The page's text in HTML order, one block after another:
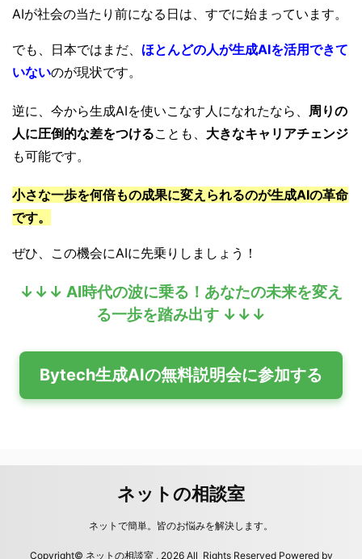
AIが社会の当たり前になる日は、すでに始まっています。
でも、日本ではまだ、 ほとんどの人が生成AIを活用できて
いないのが現状です。
逆に、今から生成AIを使いこなす人になれたなら、 周りの
人に圧倒的な差をつけることも、 大きなキャリアチェンジ
も可能です。
小さな一歩を何倍もの成果に変えられるのが生成AIの革命
です。
ぜひ、この機会にAIに先乗りしましょう！
↓↓↓ AI時代の波に乗る！あなたの未来を変え
る一歩を踏み出す ↓↓↓
Bytech生成AIの無料説明会に参加する
ネットの相談室
ネットで簡単。皆のお悩みを解決します。
Copyright© ネットの相談室 , 2026 All Rights Reserved Powered by